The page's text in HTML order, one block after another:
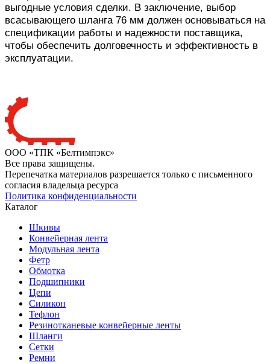
выгодные условия сделки. В заключение, выбор
всасывающего шланга 76 мм должен основываться на
спецификации работы и надежности поставщика,
чтобы обеспечить долговечность и эффективность в
эксплуатации.
ООО «ТПК «Белтимпэкс»
Все права защищены.
Перепечатка материалов разрешается только с письменного
согласия владельца ресурса
Политика конфиденциальности
Каталог
Шкивы
Конвейерная лента
Модульная лента
Фетр
Обмотка
Подшипники
Цепи
Силикон
Тефлон
Резинотканевые конвейерные ленты
Шланги
Сетки
Ремни